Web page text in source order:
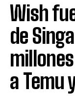
Wish
de
a Temu